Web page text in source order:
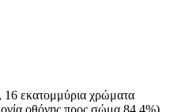
εκατομμύρια χρώματα
οθόνης προς σώμα 84.4%)